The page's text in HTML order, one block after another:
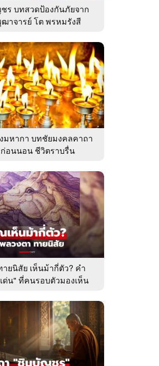
ร บทสวดป้องกันภัยจาก
าจารย์ โต พรหมรังสี
มหากา บทชัยมงคลคาถา
ก่อนนอน ชีวิตราบรื่น
ยนิสัย เห็นม้ากี่ตัว? คำ
ด่น" ที่คนรอบตัวมองเห็น